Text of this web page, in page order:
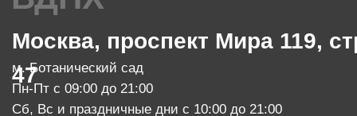
м. Ботанический сад
Пн-Пт с 10:00 до 20:00
zakaz@smartroaster.ru
+7 977 610 93 68
Москва, проспект Мира 119, стр.
47